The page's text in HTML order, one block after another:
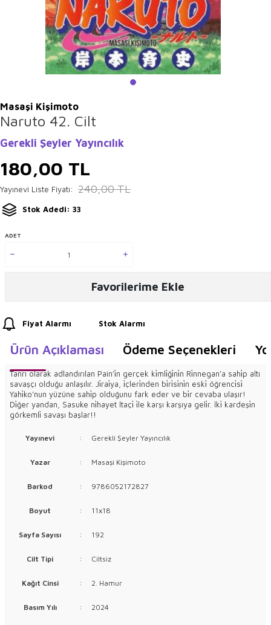
Masaşi Kişimoto
Naruto 42. Cilt
Gerekli Şeyler Yayıncılık
180,00 TL
Yayınevi Liste Fiyatı: 240,00TL
Stok Adedi: 33
ADET
Favorilerime Ekle
Fiyat Alarmı Stok Alarmı
Ürün Açıklaması Ödeme Seçenekleri
Tanrı olarak adlandırılan Pain’i̇n gerçek ki̇mli̇ği̇ni̇n Ri̇nnegan’a sahi̇p altı
savaşçı olduğu anlaşılır. Ji̇rai̇ya, i̇çleri̇nden bi̇ri̇si̇ni̇n eski̇ öğrenci̇si̇
Yahi̇ko’nun yüzüne sahi̇p olduğunu fark eder ve bi̇r cevaba ulaşır!
Di̇ğer yandan, Sasuke ni̇hayet İtaçi̇ i̇le karşı karşıya geli̇r. İki̇ kardeşi̇n
görkemli̇ savaşı başlar!!
Yayınevi : Gerekli Şeyler Yayıncılık
Yazar : Masaşi Kişimoto
Barkod : 9786052172827
Boyut : 11x18
Sayfa Sayısı : 192
Cilt Tipi : Ciltsiz
Kağıt Cinsi : 2. Hamur
Basım Yılı : 2024